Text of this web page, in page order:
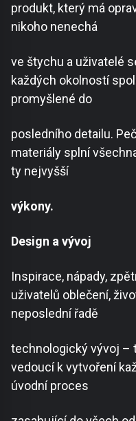
produkt, který má
nikoho nenechá
ve štychu a uživatelé
každých okolností
promyšlené do
posledního detailu.
materiály splní
ty nejvyšší
výkony.
Design a vývoj
Inspirace, nápady,
uživatelů oblečení,
neposlední řadě
technologický vývoj –
vedoucí k vytvoření
úvodní proces